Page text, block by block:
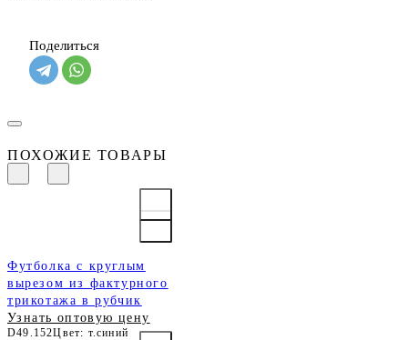
Поделиться
ПОХОЖИЕ ТОВАРЫ
Футболка с круглым
вырезом из фактурного
трикотажа в рубчик
Узнать оптовую цену
D49.152Цвет: т.синий